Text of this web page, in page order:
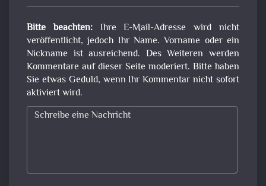
Bitte beachten:Ihre E-Mail-Adresse wird nicht
veröffentlicht, jedoch Ihr Name. Vorname oder ein
Nickname ist ausreichend. Des Weiteren werden
Kommentare auf dieser Seite moderiert. Bitte haben
Sie etwas Geduld, wenn Ihr Kommentar nicht sofort
aktiviert wird.